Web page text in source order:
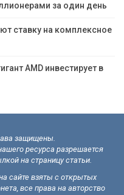
за один день
ставку на комплексное
AMD инвестирует в
защищены.
ресурса разрешается
на страницу статьи.
сайте взяты с открытых
все права на авторство